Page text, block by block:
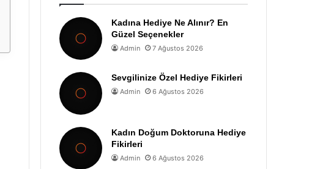
Kadına Hediye Ne Alınır? En
Güzel Seçenekler
Admin 7 Ağustos 2026
Sevgilinize Özel Hediye Fikirleri
Admin 6 Ağustos 2026
Kadın Doğum Doktoruna Hediye
Fikirleri
Admin 6 Ağustos 2026